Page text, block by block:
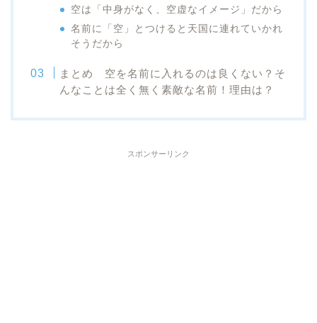
空は「中身がなく、空虚なイメージ」だから
名前に「空」とつけると天国に連れていかれ
そうだから
まとめ 空を名前に入れるのは良くない？そ
んなことは全く無く素敵な名前！理由は？
スポンサーリンク